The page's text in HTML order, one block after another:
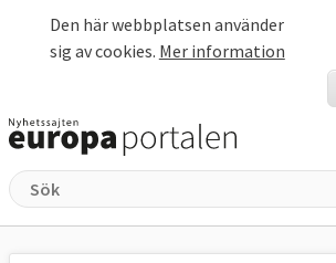
Den här webbplatsen använder
sig av cookies. Mer information